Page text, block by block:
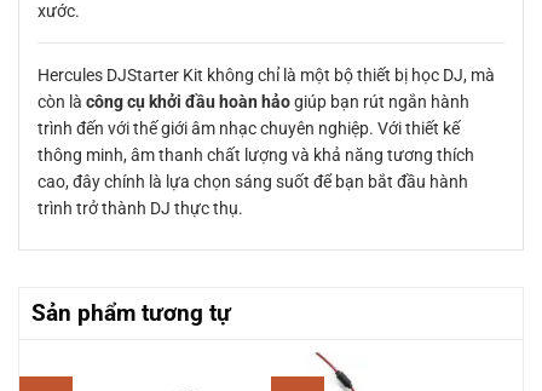
xước.
Hercules DJStarter Kit không chỉ là một bộ thiết bị học DJ, mà
còn là công cụ khởi đầu hoàn hảogiúp bạn rút ngắn hành
trình đến với thế giới âm nhạc chuyên nghiệp. Với thiết kế
thông minh, âm thanh chất lượng và khả năng tương thích
cao, đây chính là lựa chọn sáng suốt để bạn bắt đầu hành
trình trở thành DJ thực thụ.
Sản phẩm tương tự